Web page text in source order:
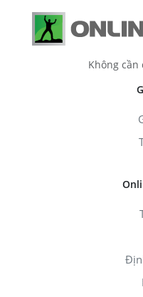
Không